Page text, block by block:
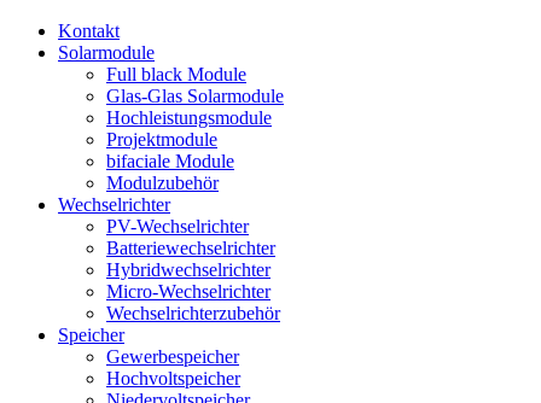
Kontakt
Solarmodule
Full black Module
Glas-Glas Solarmodule
Hochleistungsmodule
Projektmodule
bifaciale Module
Modulzubehör
Wechselrichter
PV-Wechselrichter
Batteriewechselrichter
Hybridwechselrichter
Micro-Wechselrichter
Wechselrichterzubehör
Speicher
Gewerbespeicher
Hochvoltspeicher